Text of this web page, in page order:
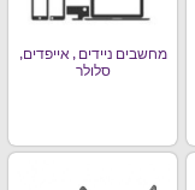
מחשבים ניידים , אייפדים,
סלולר